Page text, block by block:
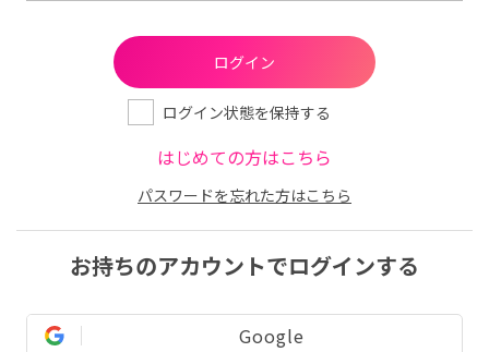
ログイン状態を保持する
はじめての方はこちら
パスワードを忘れた方はこちら
お持ちのアカウントでログインする
Google